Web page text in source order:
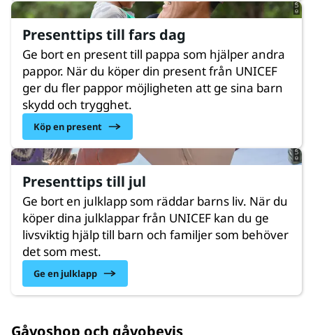
Presenttips till fars dag
Ge bort en present till pappa som hjälper andra
pappor. När du köper din present från UNICEF
ger du fler pappor möjligheten att ge sina barn
skydd och trygghet.
Köp en present
Presenttips till jul
Ge bort en julklapp som räddar barns liv. När du
köper dina julklappar från UNICEF kan du ge
livsviktig hjälp till barn och familjer som behöver
det som mest.
Ge en julklapp
Gåvoshop och gåvobevis